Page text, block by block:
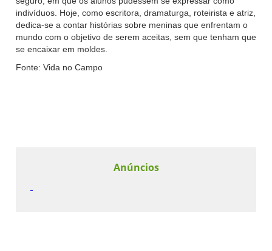
indivíduos. Hoje, como escritora, dramaturga, roteirista e atriz,
dedica-se a contar histórias sobre meninas que enfrentam o
mundo com o objetivo de serem aceitas, sem que tenham que
se encaixar em moldes.
Fonte: Vida no Campo
Anúncios